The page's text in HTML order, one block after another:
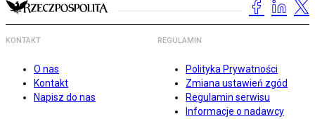
KONTAKT
O nas
Kontakt
Napisz do nas
REGULAMIN
Polityka Prywatności
Zmiana ustawień zgód
Regulamin serwisu
Informacje o nadawcy